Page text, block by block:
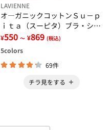
LAVIENNE
オ―ガニックコットンＳｕ－ｐ
ｉｔａ（スーピタ）ブラ・ショ
ーツ（別売）
¥550 ～ ¥869 (税込)
5colors
69件
チラ見をする